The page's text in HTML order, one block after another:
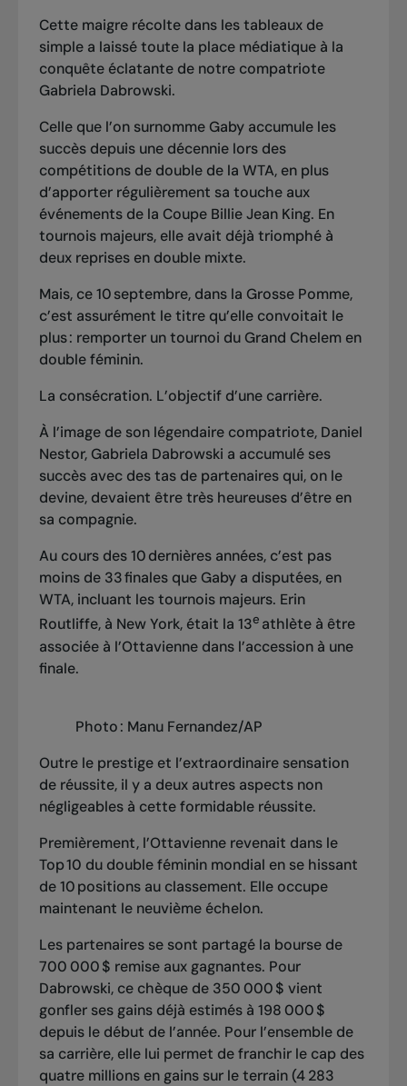
Cette maigre récolte dans les tableaux de
simple a laissé toute la place médiatique à la
conquête éclatante de notre compatriote
Gabriela Dabrowski.
Celle que l’on surnomme Gaby accumule les
succès depuis une décennie lors des
compétitions de double de la WTA, en plus
d’apporter régulièrement sa touche aux
événements de la Coupe Billie Jean King. En
tournois majeurs, elle avait déjà triomphé à
deux reprises en double mixte.
Mais, ce 10 septembre, dans la Grosse Pomme,
c’est assurément le titre qu’elle convoitait le
plus : remporter un tournoi du Grand Chelem en
double féminin.
La consécration. L’objectif d’une carrière.
À l’image de son légendaire compatriote, Daniel
Nestor, Gabriela Dabrowski a accumulé ses
succès avec des tas de partenaires qui, on le
devine, devaient être très heureuses d’être en
sa compagnie.
Au cours des 10 dernières années, c’est pas
moins de 33 finales que Gaby a disputées, en
WTA, incluant les tournois majeurs. Erin
Routliffe, à New York, était la 13e athlète à être
associée à l’Ottavienne dans l’accession à une
finale.
Photo : Manu Fernandez/AP
Outre le prestige et l’extraordinaire sensation
de réussite, il y a deux autres aspects non
négligeables à cette formidable réussite.
Premièrement, l’Ottavienne revenait dans le
Top 10 du double féminin mondial en se hissant
de 10 positions au classement. Elle occupe
maintenant le neuvième échelon.
Les partenaires se sont partagé la bourse de
700 000 $ remise aux gagnantes. Pour
Dabrowski, ce chèque de 350 000 $ vient
gonfler ses gains déjà estimés à 198 000 $
depuis le début de l’année. Pour l’ensemble de
sa carrière, elle lui permet de franchir le cap des
quatre millions en gains sur le terrain (4 283